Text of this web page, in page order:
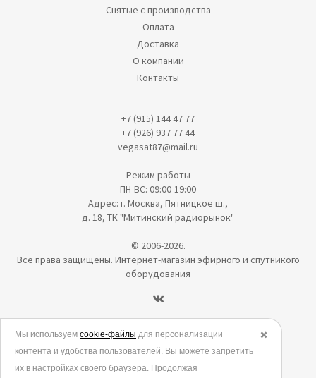
Снятые с производства
Оплата
Доставка
О компании
Контакты
+7 (915) 144 47 77
+7 (926) 937 77 44
vegasat87@mail.ru
Режим работы
ПН-ВС: 09:00-19:00
Адрес: г. Москва, Пятницкое ш.,
д. 18, ТК "Митинский радиорынок"
© 2006-2026.
Все права защищены. Интернет-магазин эфирного и спутникого
оборудования
Политика в отношении обработки персональных данных
Согласие на обработку персональных данных
✖️
Мы используем cookie-файлы для персонализации
контента и удобства пользователей. Вы можете запретить
их в настройках своего браузера. Продолжая